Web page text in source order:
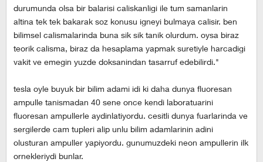
durumunda olsa bir balarisi caliskanligi ile tum samanlarin
altina tek tek bakarak soz konusu igneyi bulmaya calisir. ben
bilimsel calismalarinda buna sik sik tanik olurdum. oysa biraz
teorik calisma, biraz da hesaplama yapmak suretiyle harcadigi
vakit ve emegin yuzde doksanindan tasarruf edebilirdi."
tesla oyle buyuk bir bilim adami idi ki daha dunya fluoresan
ampulle tanismadan 40 sene once kendi laboratuarini
fluoresan ampullerle aydinlatiyordu. cesitli dunya fuarlarinda ve
sergilerde cam tupleri alip unlu bilim adamlarinin adini
olusturan ampuller yapiyordu. gunumuzdeki neon ampullerin ilk
ornekleriydi bunlar.